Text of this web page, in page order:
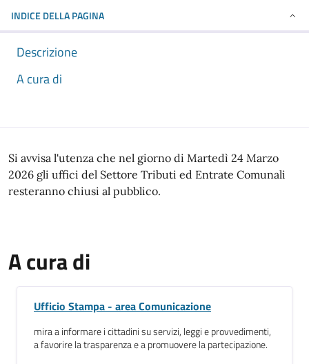
INDICE DELLA PAGINA
Descrizione
A cura di
Descrizione
Si avvisa l'utenza che nel giorno di Martedì 24 Marzo
2026 gli uffici del Settore Tributi ed Entrate Comunali
resteranno chiusi al pubblico.
A cura di
Ufficio Stampa - area Comunicazione
mira a informare i cittadini su servizi, leggi e provvedimenti,
a favorire la trasparenza e a promuovere la partecipazione.